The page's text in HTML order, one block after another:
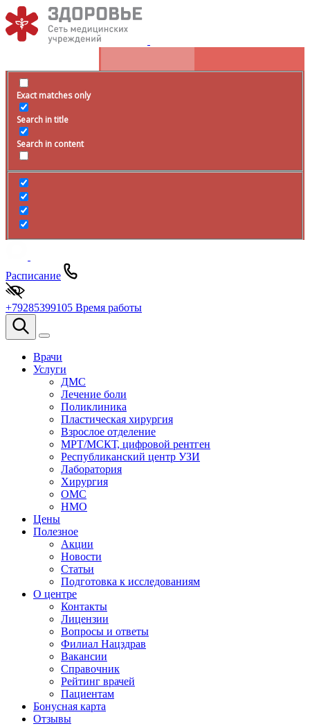
Exact matches only
Search in title
Search in content
Расписание
+79285399105 Время работы
Врачи
Услуги
ДМС
Лечение боли
Поликлиника
Пластическая хирургия
Взрослое отделение
МРТ/МСКТ, цифровой рентген
Республиканский центр УЗИ
Лаборатория
Хирургия
ОМС
НМО
Цены
Полезное
Акции
Новости
Статьи
Подготовка к исследованиям
О центре
Контакты
Лицензии
Вопросы и ответы
Филиал Нацздрав
Вакансии
Справочник
Рейтинг врачей
Пациентам
Бонусная карта
Отзывы